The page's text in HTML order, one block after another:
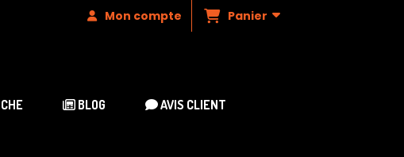
Mon compte Panier
BLOG AVIS CLIENT